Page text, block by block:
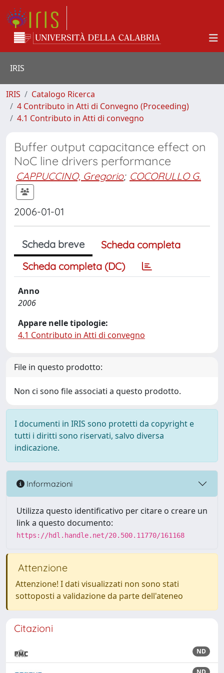
IRIS
IRIS
Catalogo Ricerca
4 Contributo in Atti di Convegno (Proceeding)
4.1 Contributo in Atti di convegno
Buffer output capacitance effect on
NoC line drivers performance
CAPPUCCINO, Gregorio; COCORULLO G.
2006-01-01
Scheda breve
Scheda completa
Scheda completa (DC)
Anno
2006
Appare nelle tipologie:
4.1 Contributo in Atti di convegno
File in questo prodotto:
Non ci sono file associati a questo prodotto.
I documenti in IRIS sono protetti da copyright e
tutti i diritti sono riservati, salvo diversa
indicazione.
Informazioni
Utilizza questo identificativo per citare o creare un
link a questo documento:
https://hdl.handle.net/20.500.11770/161168
Attenzione
Attenzione! I dati visualizzati non sono stati
sottoposti a validazione da parte dell'ateneo
Citazioni
ND